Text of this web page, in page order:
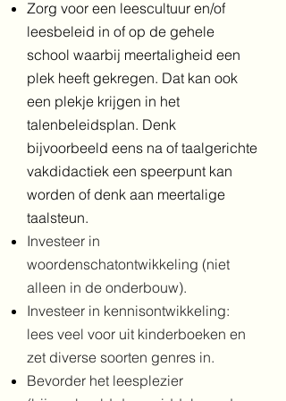
Zorg voor een leescultuur en/of
leesbeleid in of op de gehele
school waarbij meertaligheid een
plek heeft gekregen. Dat kan ook
een plekje krijgen in het
talenbeleidsplan. Denk
bijvoorbeeld eens na of taalgerichte
vakdidactiek een speerpunt kan
worden of denk aan meertalige
taalsteun.
Investeer in
woordenschatontwikkeling (niet
alleen in de onderbouw).
Investeer in kennisontwikkeling:
lees veel voor uit kinderboeken en
zet diverse soorten genres in.
Bevorder het leesplezier